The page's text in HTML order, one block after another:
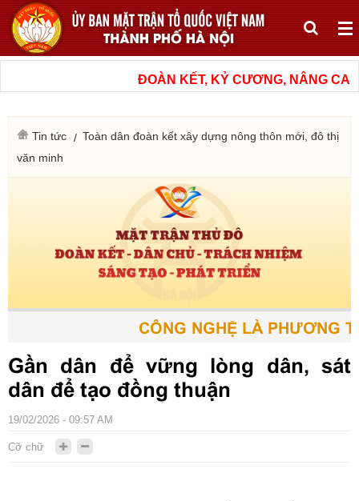
ĐOÀN KẾT, KỶ CƯƠNG, NÂNG CAO
Tin tức
Toàn dân đoàn kết xây dựng nông thôn mới, đô thị
văn minh
CÔNG NGHỆ LÀ PHƯƠNG
Gần dân để vững lòng dân, sát
dân để tạo đồng thuận
19/02/2026 - 09:57 AM
Cỡ chữ